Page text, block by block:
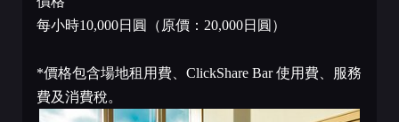
每小時10,000日圓（原價：20,000日圓）
*價格包含場地租用費、ClickShare Bar 使用費、服務
費及消費稅。